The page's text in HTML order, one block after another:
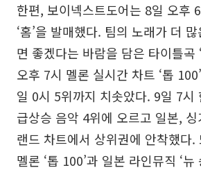
한편, 보이넥스트도어는 8일 오후
‘홈’을 발매했다. 팀의 노래가 더
면 좋겠다는 바람을 담은 타이틀곡
오후 7시 멜론 실시간 차트 ‘톱
일 0시 5위까지 치솟았다. 9일 7시
급상승 음악 4위에 오르고 일본,
랜드 차트에서 상위권에 안착했다.
멜론 ‘톱 100’과 일본 라인뮤직 ‘